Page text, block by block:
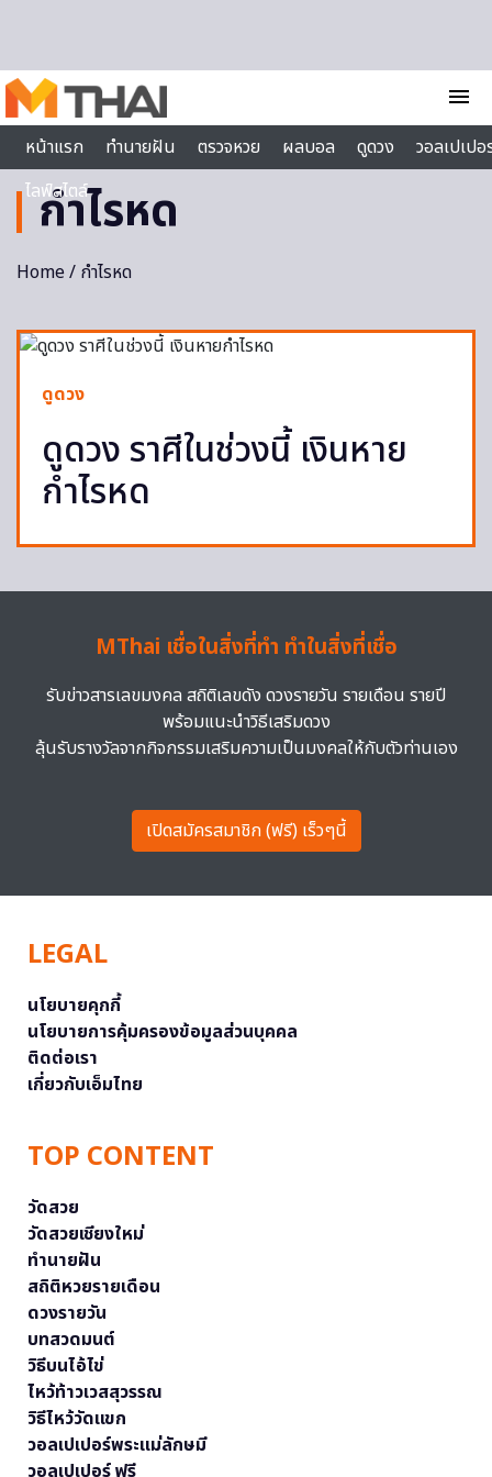
menu
หน้าแรก
ทำนายฝัน ตรวจหวย ผลบอล ดูดวง
วอลเปเป
ไลฟ์สไตล์
กำไรหด
Home/ กำไรหด
ดูดวง
ดูดวง ราศีในช่วงนี้ เงินหาย
กำไรหด
MThai เชื่อในสิ่งที่ทำ ทำในสิ่งที่เชื่อ
รับข่าวสารเลขมงคล สถิติเลขดัง ดวงรายวัน รายเดือน รายปี
พร้อมแนะนำวิธีเสริมดวง
ลุ้นรับรางวัลจากกิจกรรมเสริมความเป็นมงคลให้กับตัวท่านเอง
เปิดสมัครสมาชิก (ฟรี) เร็วๆนี้
LEGAL
นโยบายคุกกี้
นโยบายการคุ้มครองข้อมูลส่วนบุคคล
ติดต่อเรา
เกี่ยวกับเอ็มไทย
TOP CONTENT
วัดสวย
วัดสวยเชียงใหม่
ทำนายฝัน
สถิติหวยรายเดือน
ดวงรายวัน
บทสวดมนต์
วิธีบนไอ้ไข่
ไหว้ท้าวเวสสุวรรณ
วิธีไหว้วัดแขก
วอลเปเปอร์พระแม่ลักษมี
วอลเปเปอร์ ฟรี